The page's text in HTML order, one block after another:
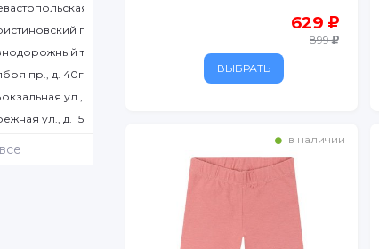
ул., д. 2, корп. 1
пр., д. 26
т., д. 4, ТРК КУБУС
пр., д. 40г, корп. 1
ул., д. 7, ТЦ Курортный
ул., д. 15, ТРК Набережный
дорога, д. 10, ТЦ "Красный Кирпичник"
629
899
ВЫБРАТЬ
в наличии